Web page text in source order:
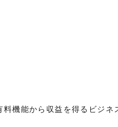
機能から収益を得るビジネ